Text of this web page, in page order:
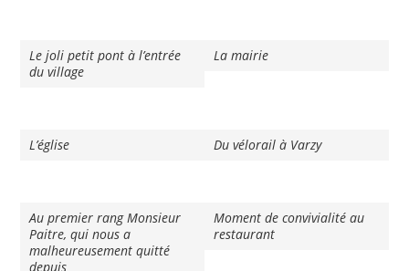
Le joli petit pont à l’entrée
du village
La mairie
L’église Du vélorail à Varzy
Au premier rang Monsieur
Paitre, qui nous a
malheureusement quitté
depuis
Moment de convivialité au
restaurant